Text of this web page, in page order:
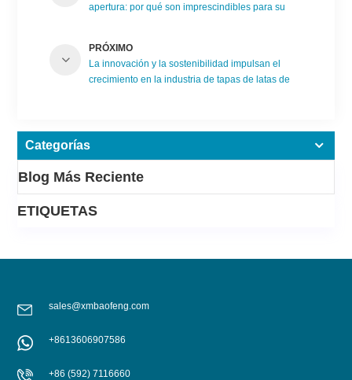
apertura: por qué son imprescindibles para su
PRÓXIMO
La innovación y la sostenibilidad impulsan el
crecimiento en la industria de tapas de latas de
Categorías
Blog Más Reciente
ETIQUETAS
sales@xmbaofeng.com
+8613606907586
+86 (592) 7116660